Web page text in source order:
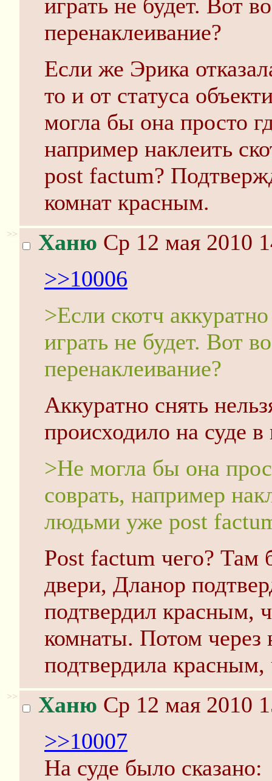
играть не будет. Вот
перенаклеивание?
Если же Эрика
то и от статуса
могла бы она просто
например наклеить
post factum?
комнат красным.
>> Ханю Ср 12 мая 2010
>>10006
>Если скотч
играть не будет. Вот
перенаклеивание?
Аккуратно снять
происходило на суде в
>Не могла бы она
соврать, например
людьми уже post
Post factum чего? Там
двери, Дланор
подтвердил красным,
комнаты. Потом через
подтвердила красным,
>> Ханю Ср 12 мая 2010
>>10007
На суде было сказано: